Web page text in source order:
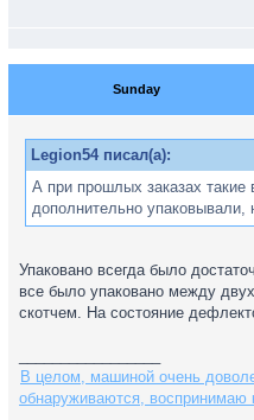
Sunday
Legion54 писал(а):
А при прошлых заказах
дополнительно
Упаковано всегда было
все было упаковано между
скотчем. На состояние
В целом, машиной очень
обнаруживаются, воспринимаю